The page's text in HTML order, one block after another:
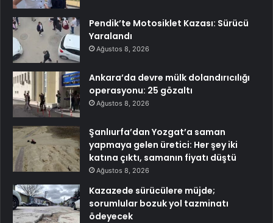
Pendik’te Motosiklet Kazası: Sürücü
Yaralandı
Ağustos 8, 2026
Ankara’da devre mülk dolandırıcılığı
operasyonu: 25 gözaltı
Ağustos 8, 2026
Şanlıurfa’dan Yozgat’a saman
yapmaya gelen üretici: Her şey iki
katına çıktı, samanın fiyatı düştü
Ağustos 8, 2026
Kazazede sürücülere müjde;
sorumlular bozuk yol tazminatı
ödeyecek